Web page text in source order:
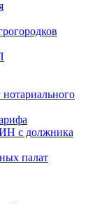
с должника
палат